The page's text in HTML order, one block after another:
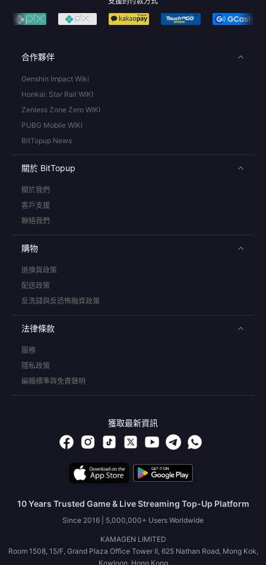
合作夥伴
Genshin Impact Wiki
Honkai: Star Rail WIKI
Zenless Zone Zero WIKI
PUBG Mobile WIKI
BitTopup News
關於 BitTopup
關於我們
客戶支援
聯絡我們
購物
退換貨政策
配送政策
反洗錢與反恐怖融資政策
法律條款
服務
隱私政策
編輯標準與免責聲明
獲取最新資訊
10 Years Trusted Game & Live Streaming Top-Up Platform
Since 2016 | 5,000,000+ Users Worldwide
KAMAGEN LIMITED
Room 1508, 15/F, Grand Plaza Office Tower II, 625 Nathan Road, Mong Kok,
Kowloon, Hong Kong